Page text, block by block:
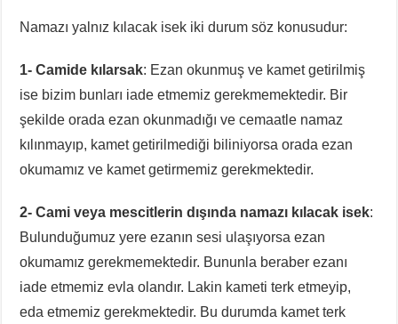
Namazı yalnız kılacak isek iki durum söz konusudur:
1- Camide kılarsak: Ezan okunmuş ve kamet getirilmiş
ise bizim bunları iade etmemiz gerekmemektedir. Bir
şekilde orada ezan okunmadığı ve cemaatle namaz
kılınmayıp, kamet getirilmediği biliniyorsa orada ezan
okumamız ve kamet getirmemiz gerekmektedir.
2- Cami veya mescitlerin dışında namazı kılacak isek:
Bulunduğumuz yere ezanın sesi ulaşıyorsa ezan
okumamız gerekmemektedir. Bununla beraber ezanı
iade etmemiz evla olandır. Lakin kameti terk etmeyip,
eda etmemiz gerekmektedir. Bu durumda kamet terk